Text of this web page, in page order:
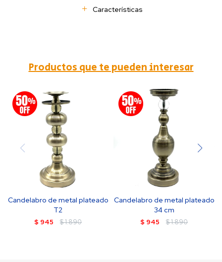
Características
Productos que te pueden interesar
Candelabro de metal plateado
T2
$ 945 $1.890
Candelabro de metal plateado
34 cm
$ 945 $1.890